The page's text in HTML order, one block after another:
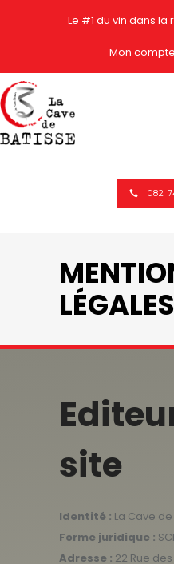
Le #1 du vin dans
Mon compte
082
LÉGALES
site
Identité : La Cave
Forme juridique :
Adresse : 22 Rue